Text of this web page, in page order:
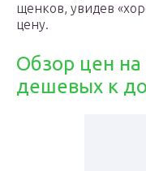
щенков, увидев
цену.
Обзор цен на
дешевых к